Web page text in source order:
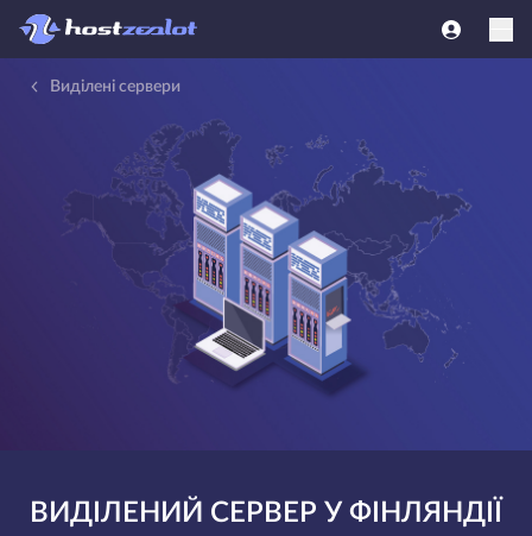
Виділені сервери
ВИДІЛЕНИЙ СЕРВЕР У ФІНЛЯНДІЇ